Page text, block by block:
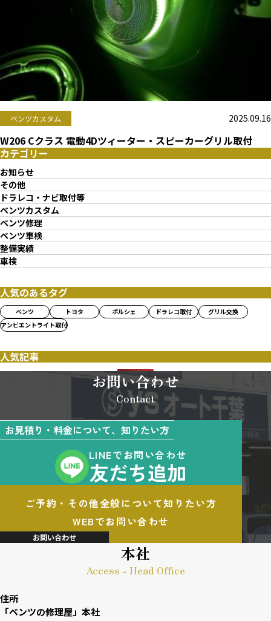
ベンツカスタム 2025.09.16
W206 Cクラス 電動4Dツィーター・スピーカーグリル取付
カテゴリー
お知らせ
その他
ドラレコ・ナビ取付等
ベンツカスタム
ベンツ修理
ベンツ車検
整備実績
車検
人気のあるタグ
ベンツ トヨタ ポルシェ ドラレコ取付
グリル交換
アンビエントライト取付
人気記事
お問い合わせ
Contact
お見積り・料金について、知りたい方
LINEでお問い合わせ
友だち追加
ご予約・その他全般について知りたい方
WEBでお問い合わせ
お問い合わせ
本社
Access - Head Office
住所
「ベンツの修理屋」本社